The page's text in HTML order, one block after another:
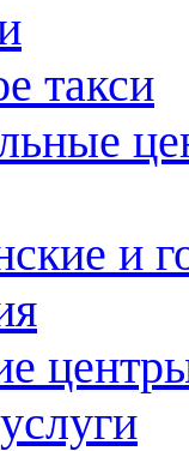
такси
и